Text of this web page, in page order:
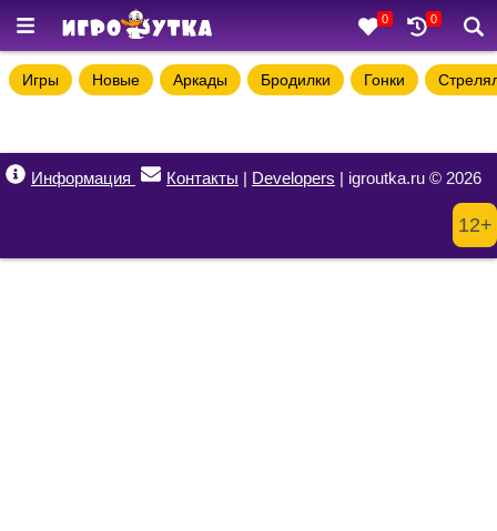
0 0
Игры Новые Аркады Бродилки Гонки
Информация Контакты | Developers | igroutka.ru © 2026
12+